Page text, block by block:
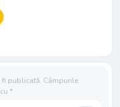
fi publicată. Câmpurile
*